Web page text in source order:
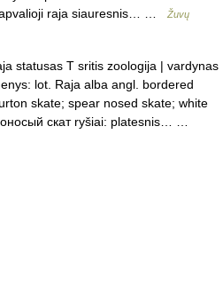
raja siauresnis… …
Žuvų
statusas T sritis zoologija | vardynas
lot. Raja alba angl. bordered
skate; spear nosed skate; white
скат ryšiai: platesnis… …